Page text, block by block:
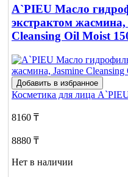
A`PIEU Масло
экстрактом жасмина,
Cleansing Oil Moist
Добавить в избранное
Косметика для лица
8160 ₸
8880 ₸
Нет в наличии